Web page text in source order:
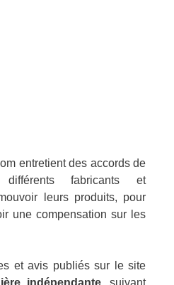
entretient des accords de
différents fabricants et
leurs produits, pour
une compensation sur les
et avis publiés sur le site
indépendante, suivant